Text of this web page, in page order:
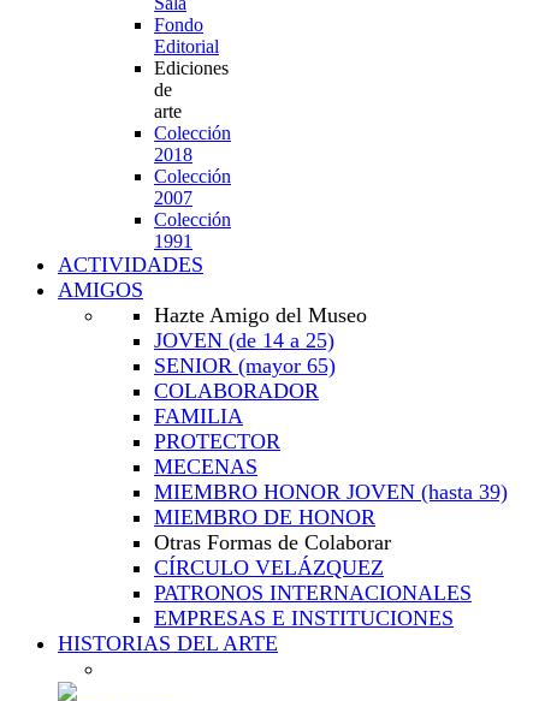
Fondo
Editorial
Ediciones
de
arte
Colección
2018
Colección
2007
Colección
1991
ACTIVIDADES
AMIGOS
Hazte Amigo del Museo
JOVEN (de 14 a 25)
SENIOR (mayor 65)
COLABORADOR
FAMILIA
PROTECTOR
MECENAS
MIEMBRO HONOR JOVEN (hasta 39)
MIEMBRO DE HONOR
Otras Formas de Colaborar
CÍRCULO VELÁZQUEZ
PATRONOS INTERNACIONALES
EMPRESAS E INSTITUCIONES
HISTORIAS DEL ARTE